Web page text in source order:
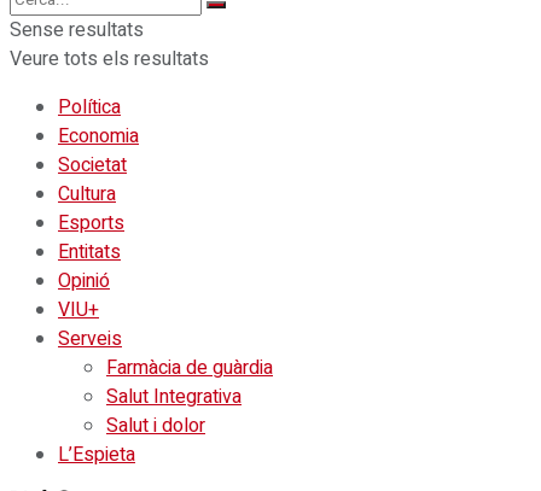
Sense resultats
Veure tots els resultats
Política
Economia
Societat
Cultura
Esports
Entitats
Opinió
VIU+
Serveis
Farmàcia de guàrdia
Salut Integrativa
Salut i dolor
L’Espieta